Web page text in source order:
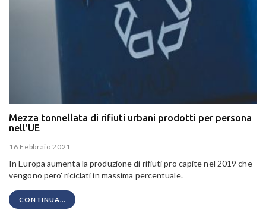
Mezza tonnellata di rifiuti urbani prodotti per persona
nell'UE
16 Febbraio 2021
In Europa aumenta la produzione di rifiuti pro capite nel 2019 che
vengono pero' riciclati in massima percentuale.
CONTINUA...